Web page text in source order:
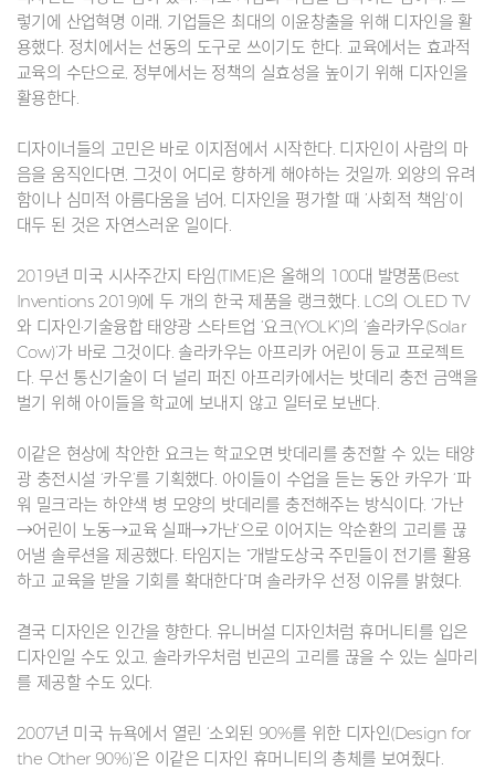
렇기에 산업혁명 이래, 기업들은 최대의 이윤창출을 위해 디자인을 활
용했다. 정치에서는 선동의 도구로 쓰이기도 한다. 교육에서는 효과적
교육의 수단으로, 정부에서는 정책의 실효성을 높이기 위해 디자인을
활용한다.
디자이너들의 고민은 바로 이지점에서 시작한다. 디자인이 사람의 마
음을 움직인다면, 그것이 어디로 향하게 해야하는 것일까. 외양의 유려
함이나 심미적 아름다움을 넘어, 디자인을 평가할 때 ’사회적 책임‘이
대두 된 것은 자연스러운 일이다.
2019년 미국 시사주간지 타임(TIME)은 올해의 100대 발명품(Best
Inventions 2019)에 두 개의 한국 제품을 랭크했다. LG의 OLED TV
와 디자인·기술융합 태양광 스타트업 ‘요크(YOLK’)의 ‘솔라카우(Solar
Cow)’가 바로 그것이다. 솔라카우는 아프리카 어린이 등교 프로젝트
다. 무선 통신기술이 더 널리 퍼진 아프리카에서는 밧데리 충전 금액을
벌기 위해 아이들을 학교에 보내지 않고 일터로 보낸다.
이같은 현상에 착안한 요크는 학교오면 밧데리를 충전할 수 있는 태양
광 충전시설 ‘카우’를 기획했다. 아이들이 수업을 듣는 동안 카우가 ‘파
워 밀크’라는 하얀색 병 모양의 밧데리를 충전해주는 방식이다. ‘가난
→어린이 노동→교육 실패→가난’으로 이어지는 악순환의 고리를 끊
어낼 솔루션을 제공했다. 타임지는 “개발도상국 주민들이 전기를 활용
하고 교육을 받을 기회를 확대한다”며 솔라카우 선정 이유를 밝혔다.
결국 디자인은 인간을 향한다. 유니버설 디자인처럼 휴머니티를 입은
디자인일 수도 있고, 솔라카우처럼 빈곤의 고리를 끊을 수 있는 실마리
를 제공할 수도 있다.
2007년 미국 뉴욕에서 열린 ‘소외된 90%를 위한 디자인(Design for
the Other 90%)’은 이같은 디자인 휴머니티의 총체를 보여줬다.